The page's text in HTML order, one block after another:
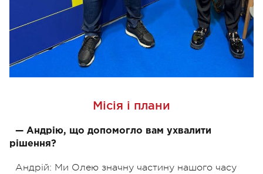
Місія і плани
— Андрію, що допомогло вам ухвалити
рішення?
Андрій: Ми Олею значну частину нашого часу